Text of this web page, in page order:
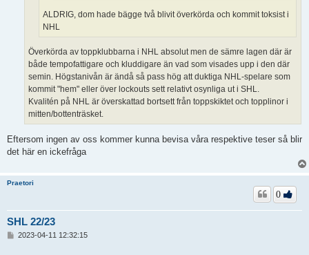
ALDRIG, dom hade bägge två blivit överkörda och kommit toksist i
NHL
Överkörda av toppklubbarna i NHL absolut men de sämre lagen där är
både tempofattigare och kluddigare än vad som visades upp i den där
semin. Högstanivån är ändå så pass hög att duktiga NHL-spelare som
kommit "hem" eller över lockouts sett relativt osynliga ut i SHL.
Kvalitén på NHL är överskattad bortsett från toppskiktet och topplinor i
mitten/bottenträsket.
Eftersom ingen av oss kommer kunna bevisa våra respektive teser så blir
det här en ickefråga
Praetori
SHL 22/23
0
2023-04-11 12:32:15